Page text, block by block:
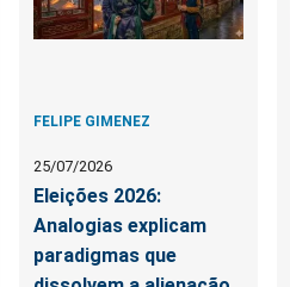
FELIPE GIMENEZ
25/07/2026
Eleições 2026:
Analogias explicam
paradigmas que